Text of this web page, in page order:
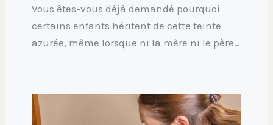
Vous êtes-vous déjà demandé pourquoi
certains enfants héritent de cette teinte
azurée, même lorsque ni la mère ni le père…